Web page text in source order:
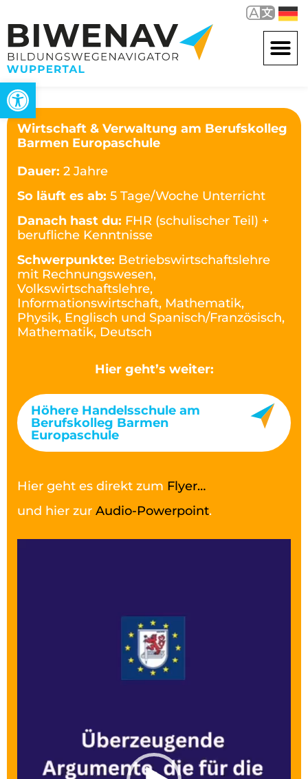
Werkzeugleiste öffnen
Wirtschaft & Verwaltung am Berufskolleg
Barmen Europaschule
Dauer: 2 Jahre
So läuft es ab: 5 Tage/Woche Unterricht
Danach hast du: FHR (schulischer Teil) +
berufliche Kenntnisse
Schwerpunkte: Betriebswirtschaftslehre
mit Rechnungswesen,
Volkswirtschaftslehre,
Informationswirtschaft, Mathematik,
Physik, Englisch und Spanisch/Französisch,
Mathematik, Deutsch
Hier geht’s weiter:
Höhere Handelsschule am
Berufskolleg Barmen
Europaschule
Hier geht es direkt zum Flyer…
und hier zur Audio-Powerpoint.